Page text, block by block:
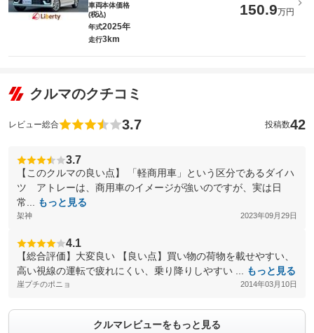
車両本体価格
(税込)
150.9万円
年式2025年
走行3km
クルマのクチコミ
レビュー総合 3.7 投稿数42
3.7
【このクルマの良い点】 「軽商用車」という区分であるダイハ
ツ アトレーは、商用車のイメージが強いのですが、実は日
常...
もっと見る
架神 2023年09月29日
4.1
【総合評価】大変良い 【良い点】買い物の荷物を載せやすい、
高い視線の運転で疲れにくい、乗り降りしやすい ...
もっと見る
崖プチのポニョ 2014年03月10日
クルマレビューをもっと見る